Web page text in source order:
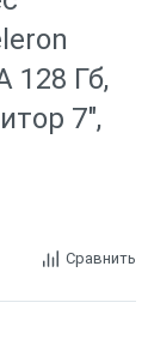
128 Гб,
7",
Сравнить